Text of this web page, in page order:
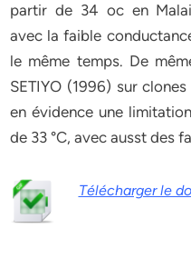
partir de 34 oc en
avec la faible
le même temps. De
SETIYO (1996) sur
en évidence une
de 33 °C, avec ausst des
Télécharger le